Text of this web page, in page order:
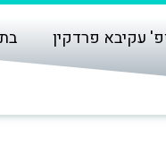
עקיבא פרדקין